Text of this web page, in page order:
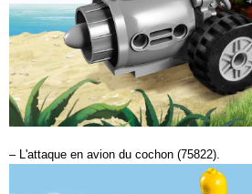
– L'attaque en avion du cochon (75822).